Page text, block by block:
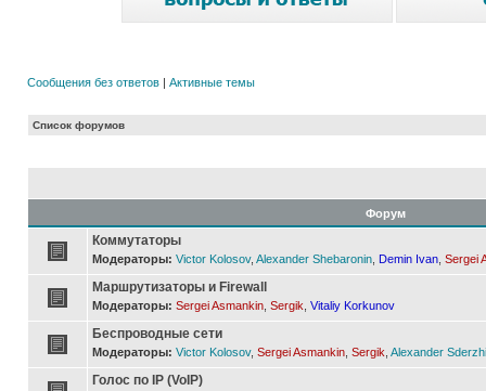
Сообщения без ответов | Активные темы
Список форумов
Форум
Коммутаторы
Модераторы: Victor Kolosov, Alexander Shebaronin Demin Ivan Sergei
Маршрутизаторы и Firewall
Модераторы: Sergei Asmankin Sergik Vitaliy Korkunov
Беспроводные сети
Модераторы: Victor Kolosov, Sergei Asmankin Sergik Alexander
Голос по IP (VoIP)